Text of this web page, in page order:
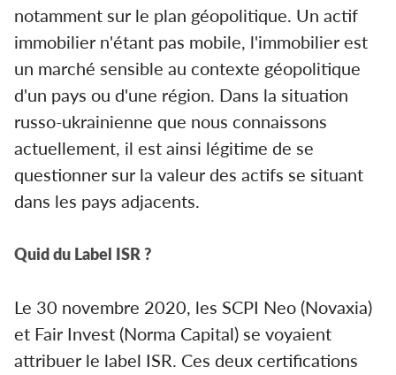
notamment sur le plan géopolitique. Un actif
immobilier n'étant pas mobile, l'immobilier est
un marché sensible au contexte géopolitique
d'un pays ou d'une région. Dans la situation
russo-ukrainienne que nous connaissons
actuellement, il est ainsi légitime de se
questionner sur la valeur des actifs se situant
dans les pays adjacents.
Quid du Label ISR ?
Le 30 novembre 2020, les SCPI Neo (Novaxia)
et Fair Invest (Norma Capital) se voyaient
attribuer le label ISR. Ces deux certifications